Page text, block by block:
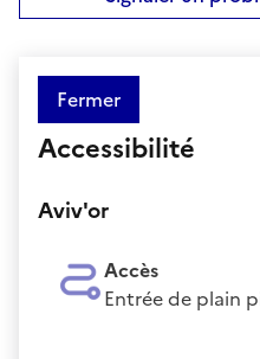
Fermer
Accessibilité
Aviv'or
Accès
Entrée de plain